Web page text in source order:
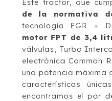
Este tractor, que
de la normativa
tecnología EGR +
motor FPT de 3,4
válvulas, Turbo
electrónica Common
una potencia máxima
características
encontramos el par